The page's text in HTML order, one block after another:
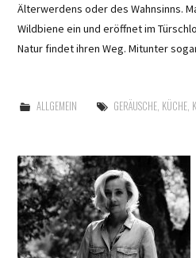
Älterwerdens oder des Wahnsinns.
Wildbiene ein und eröffnet im
Natur findet ihren Weg. Mitunter
ALLGEMEIN GERÄUSCHE, KÜCHE,